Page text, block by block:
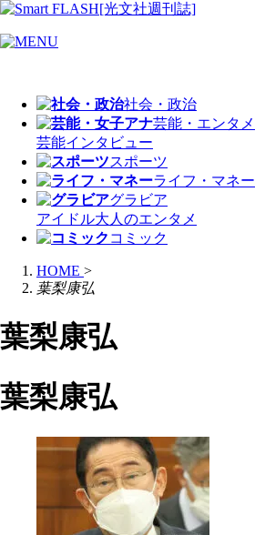
社会・政治
芸能・エンタメ
芸能インタビュー
スポーツ
ライフ・マネー
グラビア
アイドル大人のエンタメ
コミック
HOME >
葉梨康弘
葉梨康弘
葉梨康弘